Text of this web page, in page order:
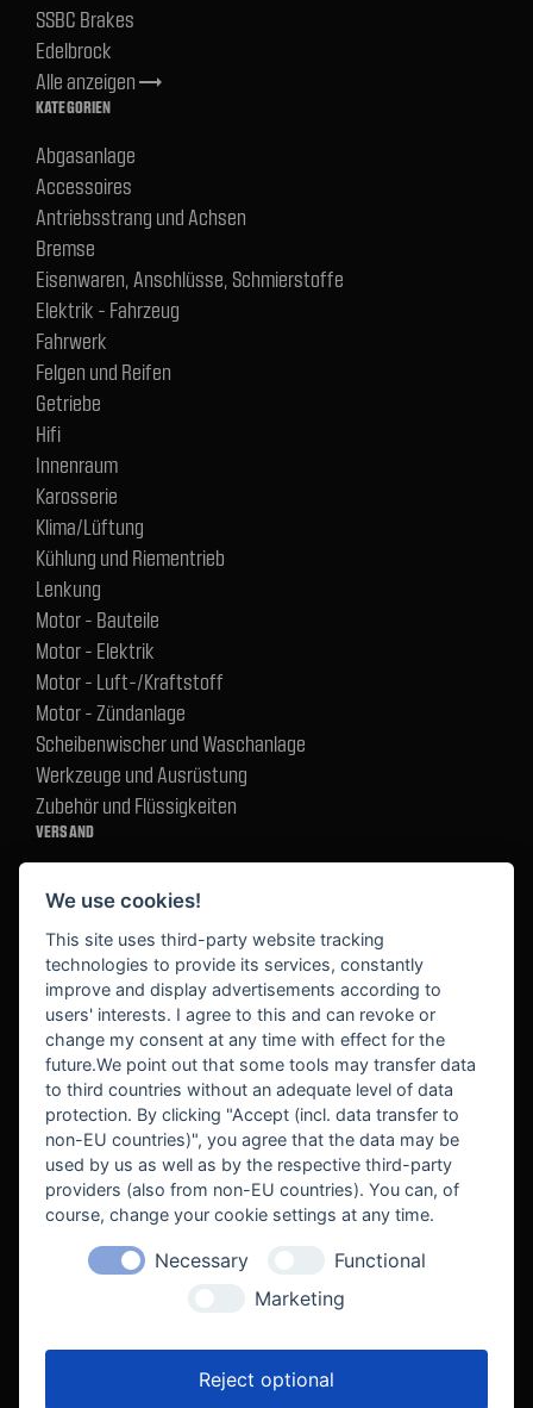
SSBC Brakes
Edelbrock
Alle anzeigentrending_flat
KATEGORIEN
Abgasanlage
Accessoires
Antriebsstrang und Achsen
Bremse
Eisenwaren, Anschlüsse, Schmierstoffe
Elektrik - Fahrzeug
Fahrwerk
Felgen und Reifen
Getriebe
Hifi
Innenraum
Karosserie
Klima/Lüftung
Kühlung und Riementrieb
Lenkung
Motor - Bauteile
Motor - Elektrik
Motor - Luft-/Kraftstoff
Motor - Zündanlage
Scheibenwischer und Waschanlage
Werkzeuge und Ausrüstung
Zubehör und Flüssigkeiten
VERSAND
BEKANNT AUS
We use cookies!
This site uses third-party website tracking
technologies to provide its services, constantly
improve and display advertisements according to
users' interests. I agree to this and can revoke or
change my consent at any time with effect for the
future.We point out that some tools may transfer data
to third countries without an adequate level of data
protection. By clicking "Accept (incl. data transfer to
non-EU countries)", you agree that the data may be
used by us as well as by the respective third-party
providers (also from non-EU countries). You can, of
course, change your cookie settings at any time.
Necessary
Functional
Marketing
Reject optional